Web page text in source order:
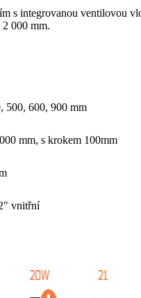
s integrovanou ventilovou
000 mm.
500, 600, 900 mm
mm, s krokem 100mm
vnitřní